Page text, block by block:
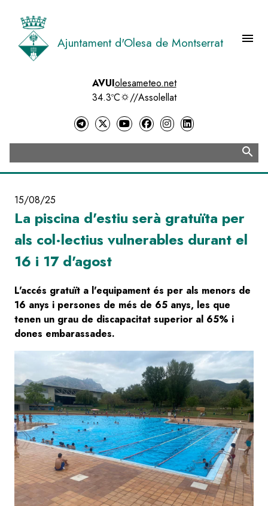
contingut
Ajuntament d'Olesa de Montserrat menu
AVUIolesameteo.net
34.3ºC
//Assolellat
search
15/08/25
La piscina d'estiu serà gratuïta per
als col·lectius vulnerables durant el
16 i 17 d'agost
L'accés gratuït a l'equipament és per als menors de
16 anys i persones de més de 65 anys, les que
tenen un grau de discapacitat superior al 65% i
dones embarassades.
Image